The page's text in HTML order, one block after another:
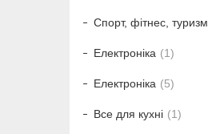
Спорт, фітнес, туризм
Електроніка 1
Електроніка 5
Все для кухні 1